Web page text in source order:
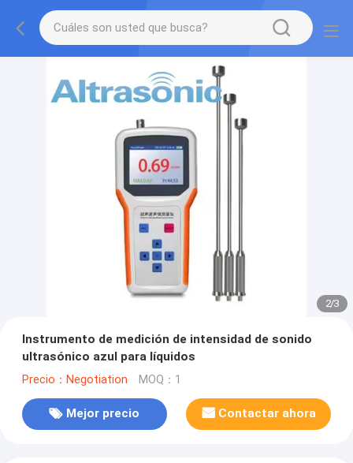
2/3
Instrumento de medición de intensidad de sonido
ultrasónico azul para líquidos
Precio：Negotiation MOQ：1
Mejor precio Contactar ahora